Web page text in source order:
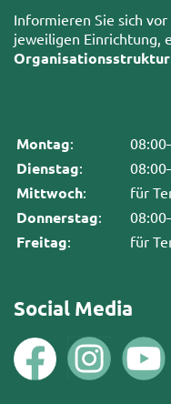
Informieren Sie sich
jeweiligen Einrichtung,
Organisationsstruktur
Montag:
Dienstag:
Mittwoch: für
Donnerstag:
Freitag: für
Social Media